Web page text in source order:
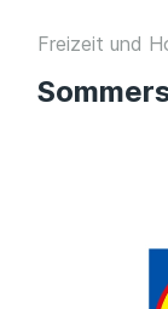
Freizeit und